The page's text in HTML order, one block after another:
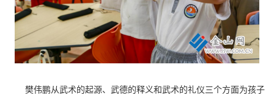
樊伟鹏从武术的起源、武德的释义和武术的礼仪三个方面为孩子